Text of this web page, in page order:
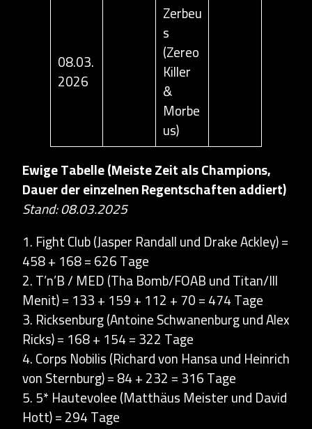
08.03.
2026
Zerbeu
s
(Zereo
Killer
&
Morbe
us)
Ewige Tabelle (Meiste Zeit als Champions,
Dauer der einzelnen Regentschaften addiert)
Stand: 08.03.2025
1. Fight Club (Jasper Randall und Drake Ackley) =
458 + 168 = 626 Tage
2. T’n’B / MED (Tha Bomb/FOAB und Titan/Ill
Menit) = 133 + 159 + 112 + 70 = 474 Tage
3. Ricksenburg (Antoine Schwanenburg und Alex
Ricks) = 168 + 154 = 322 Tage
4. Corps Nobilis (Richard von Hansa und Heinrich
von Sternburg) = 84 + 232 = 316 Tage
5. 5* Hautevolee (Matthäus Meister und David
Hott) = 294 Tage